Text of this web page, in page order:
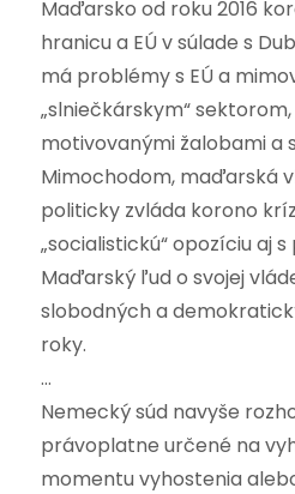
Maďarsko od roku 2016
hranicu a EÚ v súlade s
má problémy s EÚ a
„slniečkárskym“
motivovanými žalobami a
Mimochodom, maďarská
politicky zvláda korono
„socialistickú“ opozíciu aj
Maďarský ľud o svojej
slobodných a
roky.
…
Nemecký súd navyše
právoplatne určené na
momentu vyhostenia